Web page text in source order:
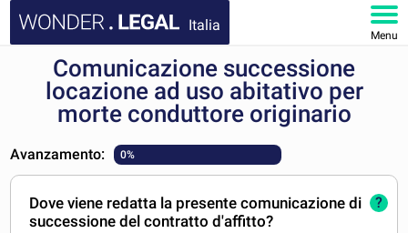
Italia
Menu
HOMEPAGE
DOCUMENTI
FAQ
IL MIO ACCOUNT
Comunicazione successione
locazione ad uso abitativo per
morte conduttore originario
Avanzamento: 0%
Dove viene redatta la presente comunicazione di
successione del contratto d'affitto?
?